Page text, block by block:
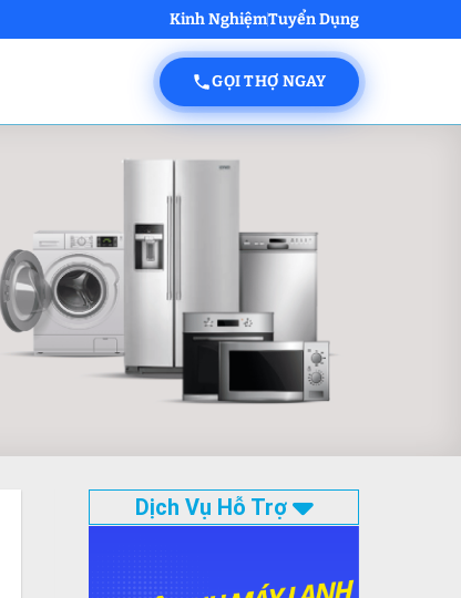
Kinh NghiệmTuyển Dụng
GỌI THỢ NGAY
Dịch Vụ Hỗ Trợ